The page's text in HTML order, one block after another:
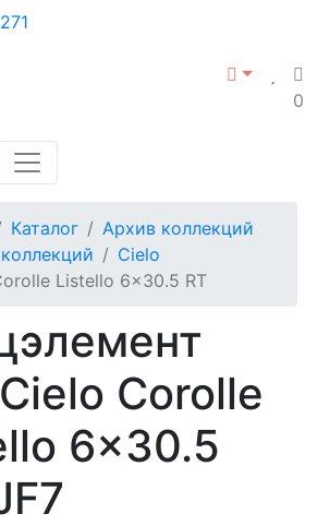
0
Каталог
Архив коллекций
Cielo
Listello 6x30.5 RT
Corolle
6x30.5